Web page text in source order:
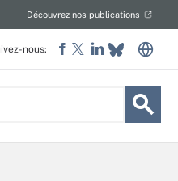
Découvrez nos publications
nous: